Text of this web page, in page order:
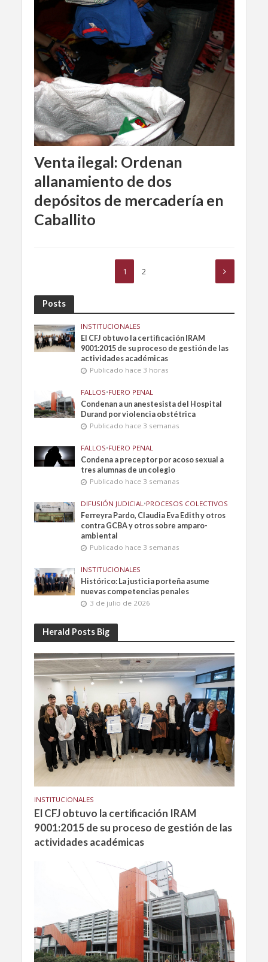
Venta ilegal: Ordenan
allanamiento de dos
depósitos de mercadería en
Caballito
1 2
Posts
INSTITUCIONALES
El CFJ obtuvo la certificación IRAM
9001:2015 de su proceso de gestión de las
actividades académicas
Publicado hace 3 horas
FALLOS•FUERO PENAL
Condenan a un anestesista del Hospital
Durand por violencia obstétrica
Publicado hace 3 semanas
FALLOS•FUERO PENAL
Condena a preceptor por acoso sexual a
tres alumnas de un colegio
Publicado hace 3 semanas
DIFUSIÓN JUDICIAL•PROCESOS COLECTIVOS
Ferreyra Pardo, Claudia Eva Edith y otros
contra GCBA y otros sobre amparo-
ambiental
Publicado hace 3 semanas
INSTITUCIONALES
Histórico: La justicia porteña asume
nuevas competencias penales
3 de julio de 2026
Herald Posts Big
INSTITUCIONALES
El CFJ obtuvo la certificación IRAM
9001:2015 de su proceso de gestión de las
actividades académicas